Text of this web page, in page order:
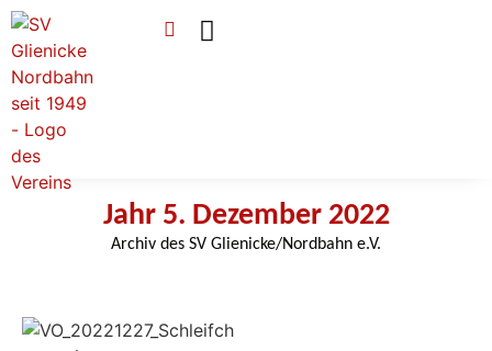
Jahr 5. Dezember 2022
Archiv des SV Glienicke/Nordbahn e.V.